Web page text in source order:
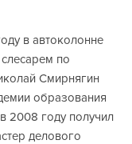
в автоколонне
по
Смирнягин
образования
2008 году получил
делового